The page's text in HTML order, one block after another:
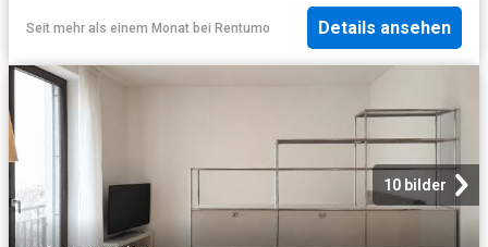
Seit mehr als einem Monat bei Rentumo Details ansehen
10 bilder